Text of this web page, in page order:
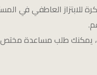
للابتزاز العاطفي في
يمكنك طلب مساعدة